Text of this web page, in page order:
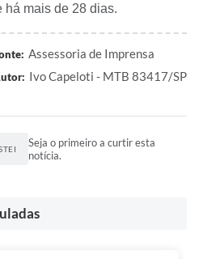
há mais de 28 dias.
Assessoria de Imprensa
Ivo Capeloti - MTB 83417/SP
Seja o primeiro a curtir esta
notícia.